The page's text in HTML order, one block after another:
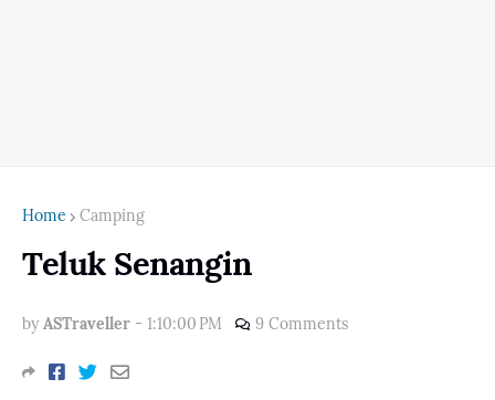
Home Camping
Teluk Senangin
by ASTraveller - 1:10:00 PM 9 Comments